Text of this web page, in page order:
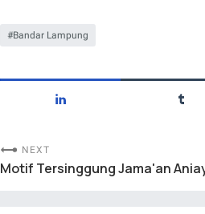
Bandar Lampung
NEXT
Motif Tersinggung Jama'an